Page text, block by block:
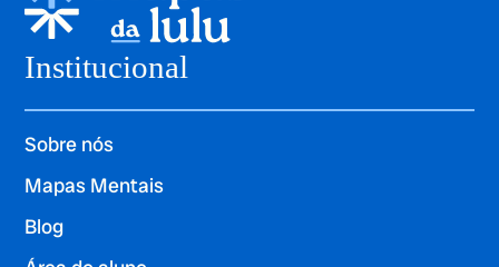
Institucional
Sobre nós
Mapas Mentais
Blog